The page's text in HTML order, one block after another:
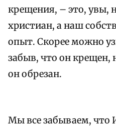
крещения, – это, увы,
христиан, а наш
опыт. Скорее можно
забыв, что он крещен,
он обрезан.
Мы все забываем, что